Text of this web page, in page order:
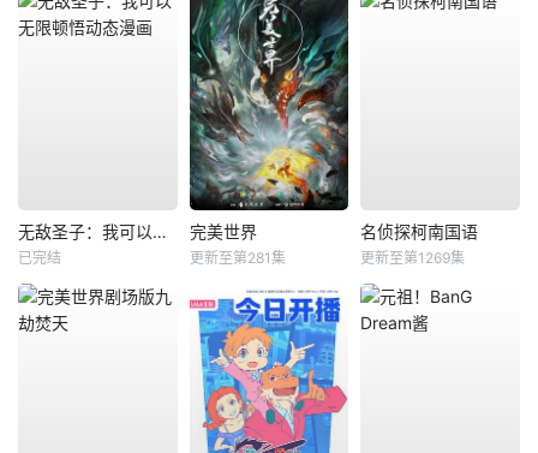
无敌圣子：我可以无限顿悟动态漫画
已完结
完美世界
更新至第281集
名侦探柯南国语
更新至第1269集